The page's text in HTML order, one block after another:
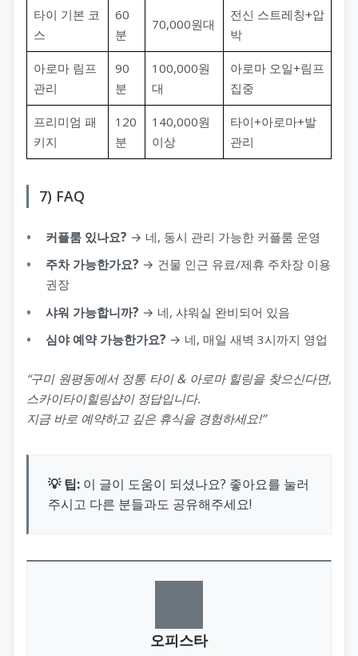
타이 기본 코
스
60
분
70,000원대
전신 스트레칭+압
박
아로마 림프
관리
90
분
100,000원
대
아로마 오일+림프
집중
프리미엄 패
키지
120
분
140,000원
이상
타이+아로마+발
관리
7) FAQ
커플룸 있나요? → 네, 동시 관리 가능한 커플룸 운영
주차 가능한가요? → 건물 인근 유료/제휴 주차장 이용
권장
샤워 가능합니까? → 네, 샤워실 완비되어 있음
심야 예약 가능한가요? → 네, 매일 새벽 3시까지 영업
“구미 원평동에서 정통 타이 & 아로마 힐링을 찾으신다면,
스카이타이힐링샵이 정답입니다.
지금 바로 예약하고 깊은 휴식을 경험하세요!”
💡 팁: 이 글이 도움이 되셨나요? 좋아요를 눌러
주시고 다른 분들과도 공유해주세요!
오피스타